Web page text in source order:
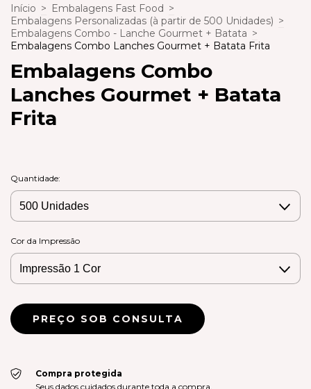
Início > Embalagens Fast Food >
Embalagens Personalizadas (à partir de 500 Unidades) >
Embalagens Combo - Lanche Gourmet + Batata >
Embalagens Combo Lanches Gourmet + Batata Frita
Embalagens Combo
Lanches Gourmet + Batata
Frita
Quantidade:
Cor da Impressão
Compra protegida
Seus dados cuidados durante toda a compra.